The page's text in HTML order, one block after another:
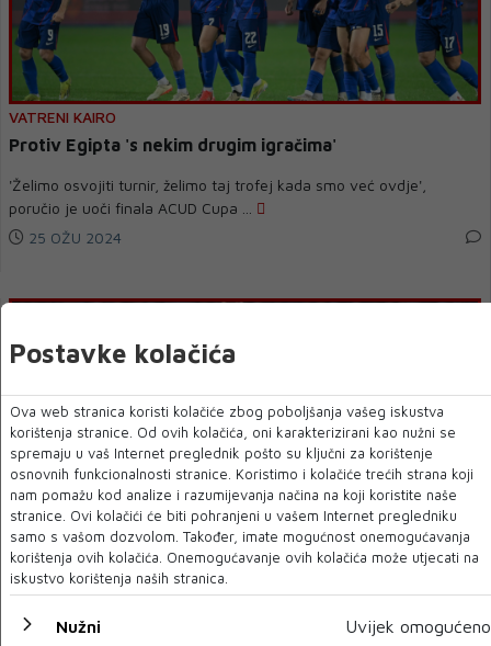
VATRENI KAIRO
Protiv Egipta 's nekim drugim igračima'
'Želimo osvojiti turnir, želimo taj trofej kada smo već ovdje',
poručio je uoči finala ACUD Cupa ...
25 OŽU 2024
ZRINJSKI
Niz razloga za optimizam uoči Banja Luke
Iako je domaćim porazom od Borac titula praktički predana u ruke
Banjolučana, ovotjedno gostovanj...
Postavke kolačića
Ova web stranica koristi kolačiće zbog poboljšanja vašeg iskustva
korištenja stranice. Od ovih kolačića, oni karakterizirani kao nužni se
spremaju u vaš Internet preglednik pošto su ključni za korištenje
osnovnih funkcionalnosti stranice. Koristimo i kolačiće trećih strana koji
nam pomažu kod analize i razumijevanja načina na koji koristite naše
stranice. Ovi kolačići će biti pohranjeni u vašem Internet pregledniku
samo s vašom dozvolom. Također, imate mogućnost onemogućavanja
korištenja ovih kolačića. Onemogućavanje ovih kolačića može utjecati na
iskustvo korištenja naših stranica.
Nužni Uvijek omogućeno